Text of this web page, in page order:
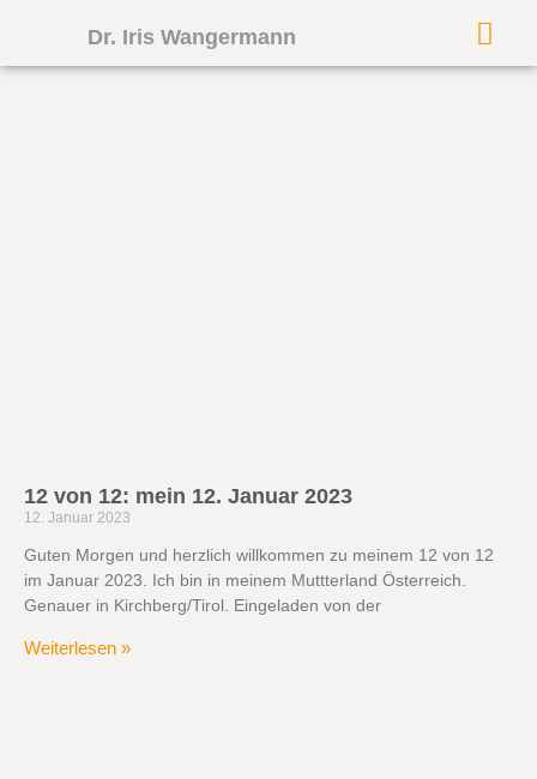
Dr. Iris Wangermann
12 von 12: mein 12. Januar 2023
12. Januar 2023
Guten Morgen und herzlich willkommen zu meinem 12 von 12
im Januar 2023. Ich bin in meinem Muttterland Österreich.
Genauer in Kirchberg/Tirol. Eingeladen von der
Weiterlesen »